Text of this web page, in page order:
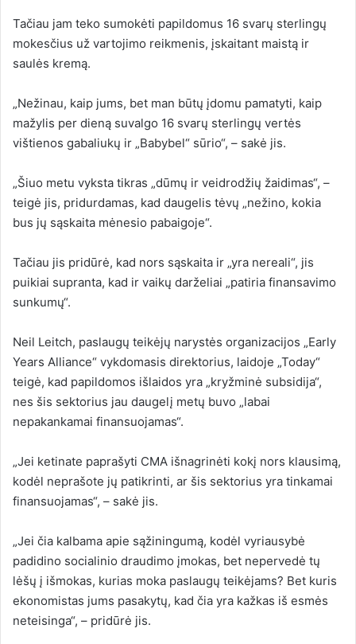
Tačiau jam teko sumokėti papildomus 16 svarų sterlingų
mokesčius už vartojimo reikmenis, įskaitant maistą ir
saulės kremą.
„Nežinau, kaip jums, bet man būtų įdomu pamatyti, kaip
mažylis per dieną suvalgo 16 svarų sterlingų vertės
vištienos gabaliukų ir „Babybel“ sūrio“, – sakė jis.
„Šiuo metu vyksta tikras „dūmų ir veidrodžių žaidimas“, –
teigė jis, pridurdamas, kad daugelis tėvų „nežino, kokia
bus jų sąskaita mėnesio pabaigoje“.
Tačiau jis pridūrė, kad nors sąskaita ir „yra nereali“, jis
puikiai supranta, kad ir vaikų darželiai „patiria finansavimo
sunkumų“.
Neil Leitch, paslaugų teikėjų narystės organizacijos „Early
Years Alliance“ vykdomasis direktorius, laidoje „Today“
teigė, kad papildomos išlaidos yra „kryžminė subsidija“,
nes šis sektorius jau daugelį metų buvo „labai
nepakankamai finansuojamas“.
„Jei ketinate paprašyti CMA išnagrinėti kokį nors klausimą,
kodėl neprašote jų patikrinti, ar šis sektorius yra tinkamai
finansuojamas“, – sakė jis.
„Jei čia kalbama apie sąžiningumą, kodėl vyriausybė
padidino socialinio draudimo įmokas, bet nepervedė tų
lėšų į išmokas, kurias moka paslaugų teikėjams? Bet kuris
ekonomistas jums pasakytų, kad čia yra kažkas iš esmės
neteisinga“, – pridūrė jis.